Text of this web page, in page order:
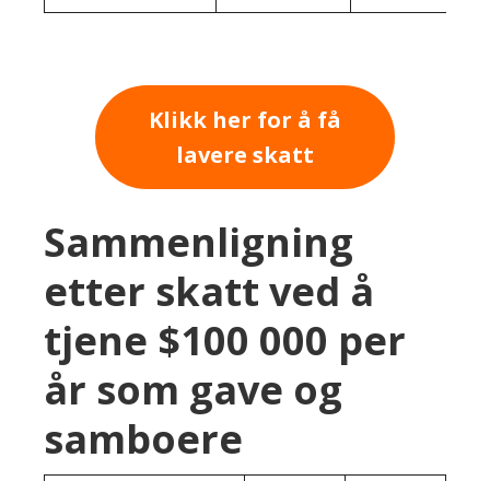
Klikk her for å få
lavere skatt
Sammenligning
etter skatt ved å
tjene $100 000 per
år som gave og
samboere